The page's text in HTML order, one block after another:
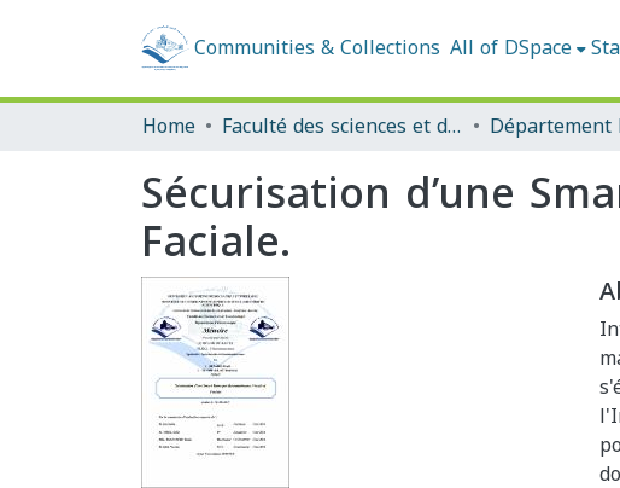
Communities & Collections All of DSpace
Home Faculté des sciences et de la technologie
Sécurisation d’une
Faciale.